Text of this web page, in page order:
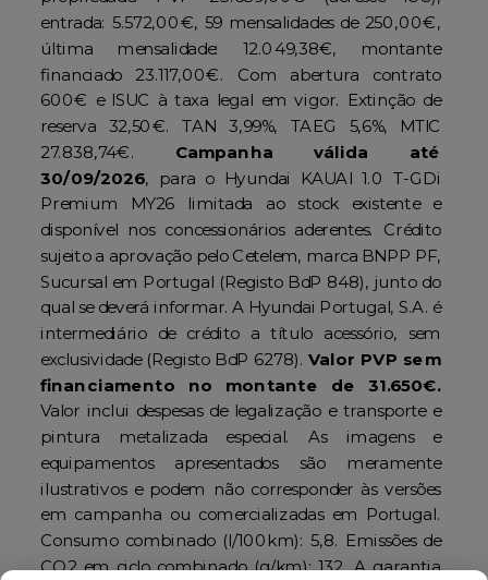
entrada: 5.572,00€, 59 mensalidades de 250,00€,
última mensalidade: 12.049,38€, montante
financiado 23.117,00€. Com abertura contrato
600€ e ISUC à taxa legal em vigor. Extinção de
reserva 32,50€. TAN 3,99%, TAEG 5,6%, MTIC
27.838,74€. Campanha válida até
30/09/2026, para o Hyundai KAUAI 1.0 T-GDi
Premium MY26 limitada ao stock existente e
disponível nos concessionários aderentes. Crédito
sujeito a aprovação pelo Cetelem, marca BNPP PF,
Sucursal em Portugal (Registo BdP 848), junto do
qual se deverá informar. A Hyundai Portugal, S.A. é
intermediário de crédito a título acessório, sem
exclusividade (Registo BdP 6278). Valor PVP sem
financiamento no montante de 31.650€.
Valor inclui despesas de legalização e transporte e
pintura metalizada especial. As imagens e
equipamentos apresentados são meramente
ilustrativos e podem não corresponder às versões
em campanha ou comercializadas em Portugal.
Consumo combinado (l/100km): 5,8. Emissões de
CO2 em ciclo combinado (g/km): 132. A garantia